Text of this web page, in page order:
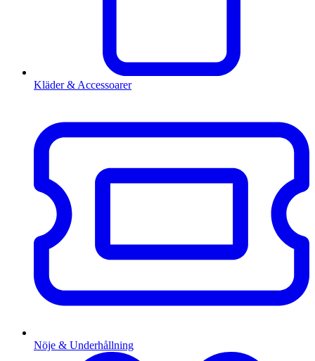
Kläder & Accessoarer
Nöje & Underhållning